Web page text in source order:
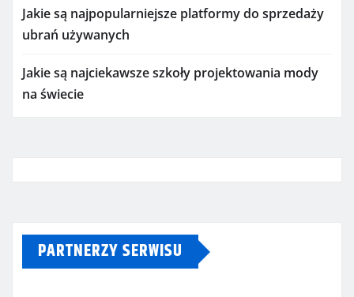
Jakie są najpopularniejsze platformy do sprzedaży
ubrań używanych
Jakie są najciekawsze szkoły projektowania mody
na świecie
PARTNERZY SERWISU